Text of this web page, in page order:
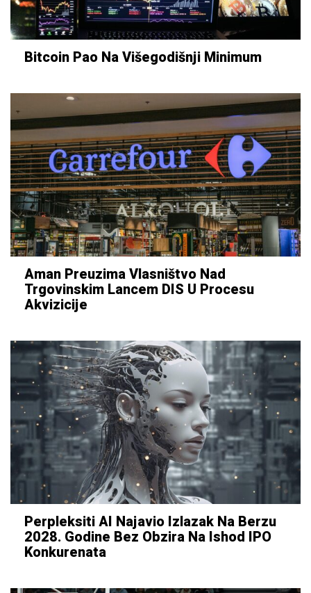
Bitcoin Pao Na Višegodišnji Minimum
Aman Preuzima Vlasništvo Nad
Trgovinskim Lancem DIS U Procesu
Akvizicije
Perpleksiti AI Najavio Izlazak Na Berzu
2028. Godine Bez Obzira Na Ishod IPO
Konkurenata